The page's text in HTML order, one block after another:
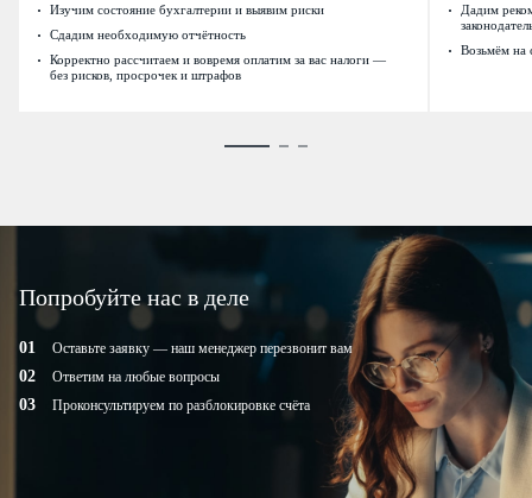
Изучим состояние бухгалтерии и выявим риски
Сдадим необходимую отчётность
Корректно рассчитаем и вовремя оплатим за вас налоги —
без рисков, просрочек и штрафов
Дадим
Возьмём на
Попробуйте нас в деле
Оставьте заявку — наш менеджер перезвонит вам
Ответим на любые вопросы
Проконсультируем по разблокировке счёта